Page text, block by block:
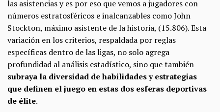
las asistencias y es por eso que vemos a jugadores con
números estratosféricos e inalcanzables como John
Stockton, máximo asistente de la historia, (15.806). Esta
variación en los criterios, respaldada por reglas
específicas dentro de las ligas, no solo agrega
profundidad al análisis estadístico, sino que también
subraya la diversidad de habilidades y estrategias
que definen el juego en estas dos esferas deportivas
de élite.